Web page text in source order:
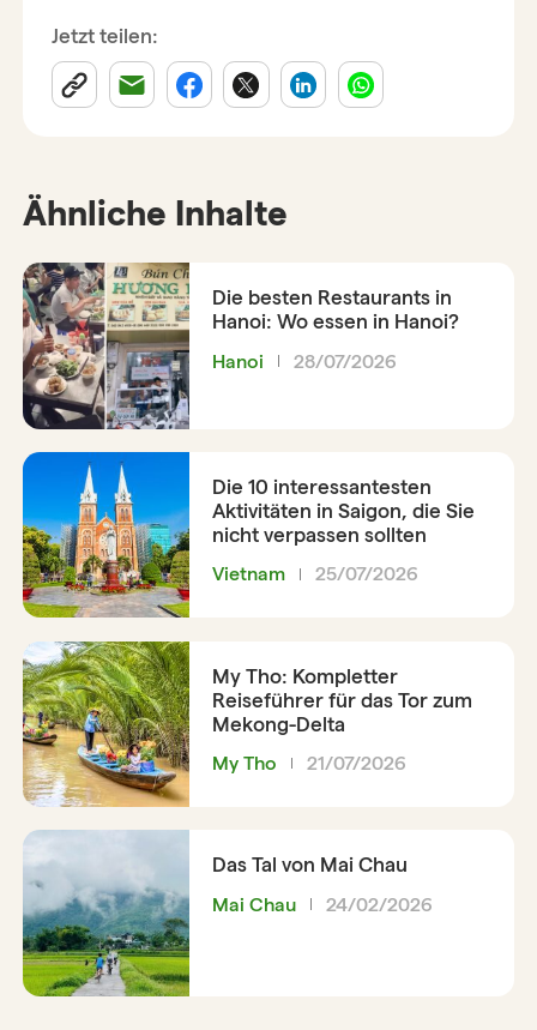
Jetzt teilen:
Ähnliche Inhalte
Die besten Restaurants in
Hanoi: Wo essen in Hanoi?
Hanoi 28/07/2026
Die 10 interessantesten
Aktivitäten in Saigon, die Sie
nicht verpassen sollten
Vietnam 25/07/2026
My Tho: Kompletter
Reiseführer für das Tor zum
Mekong-Delta
My Tho 21/07/2026
Das Tal von Mai Chau
Mai Chau 24/02/2026